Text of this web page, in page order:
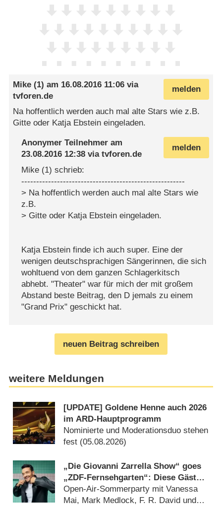
melden
Mike (1) am 16.08.2016 11:06 via
tvforen.de
Na hoffentlich werden auch mal alte Stars wie z.B.
Gitte oder Katja Ebstein eingeladen.
melden
Anonymer Teilnehmer am
23.08.2016 12:38 viatvforen.de
Mike (1) schrieb:
-------------------------------------------------------
> Na hoffentlich werden auch mal alte Stars wie
z.B.
> Gitte oder Katja Ebstein eingeladen.
Katja Ebstein finde ich auch super. Eine der
wenigen deutschsprachigen Sängerinnen, die sich
wohltuend von dem ganzen Schlagerkitsch
abhebt. "Theater" war für mich der mit großem
Abstand beste Beitrag, den D jemals zu einem
"Grand Prix" geschickt hat.
neuen Beitrag schreiben
weitere Meldungen
[UPDATE] Goldene Henne auch 2026
im ARD-Hauptprogramm
Nominierte und Moderationsduo stehen
fest (05.08.2026)
„Die Giovanni Zarrella Show“ goes
„ZDF-Fernsehgarten“: Diese Gäste
sind am 29. August 2026 dabei
Open-Air-Sommerparty mit Vanessa
Mai, Mark Medlock, F. R. David und